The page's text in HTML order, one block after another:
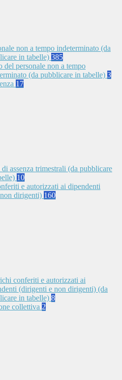
non a tempo indeterminato (da
in tabelle) 385
del personale non a tempo
(da pubblicare in tabelle) 3
17
di assenza trimestrali (da pubblicare
10
e autorizzati ai dipendenti
dirigenti) 160
conferiti e autorizzati ai
(dirigenti e non dirigenti) (da
in tabelle) 8
collettiva 2